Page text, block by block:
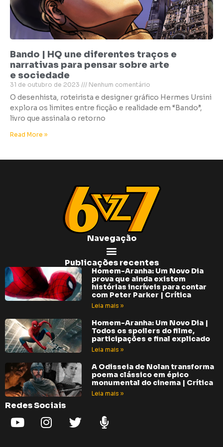
Bando | HQ une diferentes traços e
narrativas para pensar sobre arte
e sociedade
31 de outubro de 2023 Nenhum comentário
O desenhista, roteirista e designer gráfico Hermes Ursini
explora os limites entre ficção e realidade em “Bando”,
livro que assinala o retorno
Read More »
Navegação
Publicações recentes
Homem-Aranha: Um Novo Dia
prova que ainda existem
histórias incríveis para contar
com Peter Parker | Crítica
Leia mais »
Homem-Aranha: Um Novo Dia |
Todos os spoilers do filme,
participações e final explicado
Leia mais »
A Odisseia de Nolan transforma
poema clássico em épico
monumental do cinema | Crítica
Leia mais »
Redes Sociais